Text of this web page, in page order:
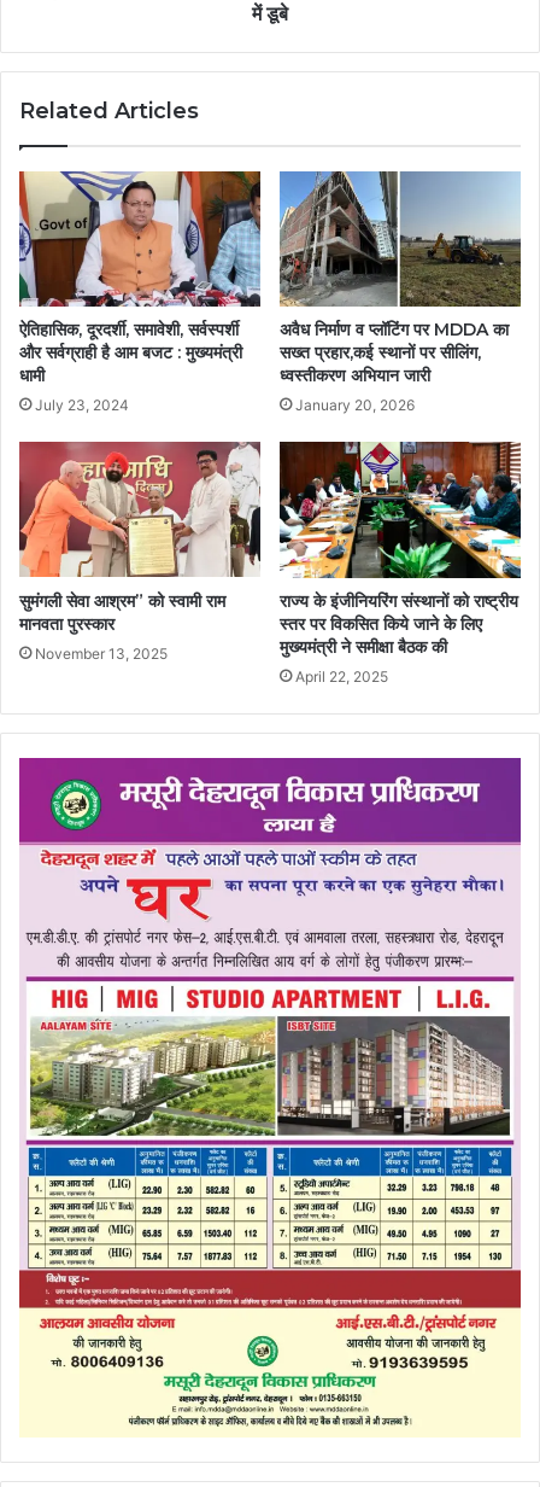
में डूबे
Related Articles
ऐतिहासिक, दूरदर्शी, समावेशी, सर्वस्पर्शी
और सर्वग्राही है आम बजट : मुख्यमंत्री
धामी
July 23, 2024
अवैध निर्माण व प्लॉटिंग पर MDDA का
सख्त प्रहार,कई स्थानों पर सीलिंग,
ध्वस्तीकरण अभियान जारी
January 20, 2026
सुमंगली सेवा आश्रम” को स्वामी राम
मानवता पुरस्कार
November 13, 2025
राज्य के इंजीनियरिंग संस्थानों को राष्ट्रीय
स्तर पर विकसित किये जाने के लिए
मुख्यमंत्री ने समीक्षा बैठक की
April 22, 2025